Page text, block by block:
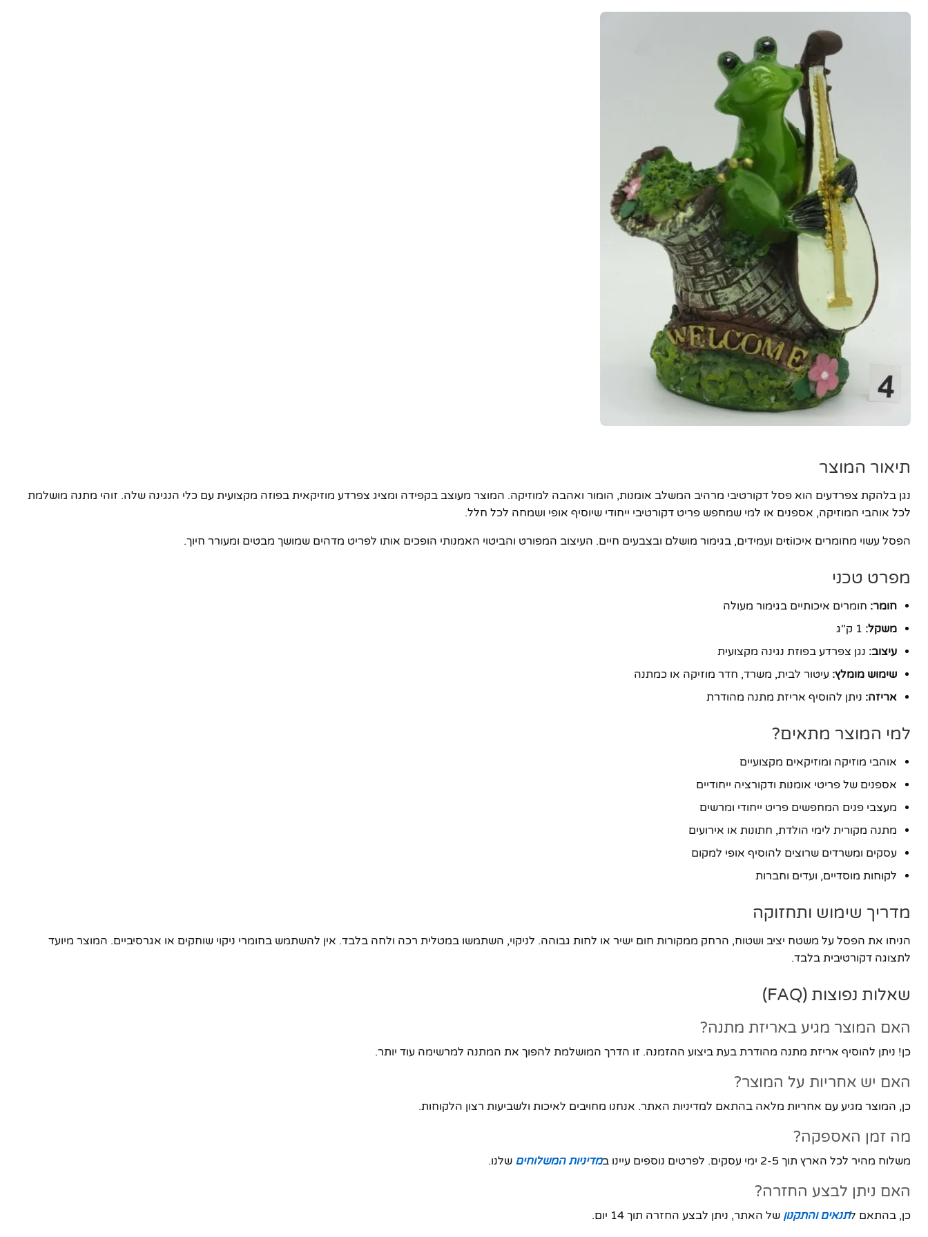
תיאור המוצר
נגן בלהקת צפרדעים הוא פסל דקורטיבי מרהיב המשלב אומנות, הומור ואהבה למוזיקה. המוצר מעוצב בקפידה ומציג צפרדע מוזיקאית בפוזה מקצועית עם כלי הנגינה שלה. זוהי מתנה מושלמת
לכל אוהבי המוזיקה, אספנים או למי שמחפש פריט דקורטיבי ייחודי שיוסיף אופי ושמחה לכל חלל.
הפסל עשוי מחומרים איכוtiים ועמידים, בגימור מושלם ובצבעים חיים. העיצוב המפורט והביטוי האמנותי הופכים אותו לפריט מדהים שמושך מבטים ומעורר חיוך.
מפרט טכני
חומר: חומרים איכותיים בגימור מעולה
משקל:
עיצוב: נגן צפרדע בפוזת נגינה מקצועית
שימוש מומלץ: עיטור לבית, משרד, חדר מוזיקה או כמתנה
אריזה: ניתן להוסיף אריזת מתנה מהודרת
למי המוצר מתאים?
אוהבי מוזיקה ומוזיקאים מקצועיים
אספנים של פריטי אומנות ודקורציה ייחודיים
מעצבי פנים המחפשים פריט ייחודי ומרשים
מתנה מקורית לימי הולדת, חתונות או אירועים
עסקים ומשרדים שרוצים להוסיף אופי למקום
לקוחות מוסדיים, ועדים וחברות
מדריך שימוש ותחזוקה
הניחו את הפסל על משטח יציב ושטוח, הרחק ממקורות חום ישיר או לחות גבוהה. לניקוי, השתמשו במטלית רכה ולחה בלבד. אין להשתמש בחומרי ניקוי שוחקים או אגרסיביים. המוצר מיועד
לתצוגה דקורטיבית בלבד.
שאלות נפוצות (FAQ)
האם המוצר מגיע באריזת מתנה?
כן! ניתן להוסיף אריזת מתנה מהודרת בעת ביצוע ההזמנה. זו הדרך המושלמת להפוך את המתנה למרשימה עוד יותר.
האם יש אחריות על המוצר?
כן, המוצר מגיע עם אחריות מלאה בהתאם למדיניות האתר. אנחנו מחויבים לאיכות ולשביעות רצון הלקוחות.
מה זמן האספקה?
משלוח מהיר לכל הארץ תוך 2-5 ימי עסקים. לפרטים נוספים עיינו ב מדיניות המשלוחים שלנו.
האם ניתן לבצע החזרה?
כן, בהתאם לתנאים והתקנון של האתר, ניתן לבצע החזרה תוך 14 יום.